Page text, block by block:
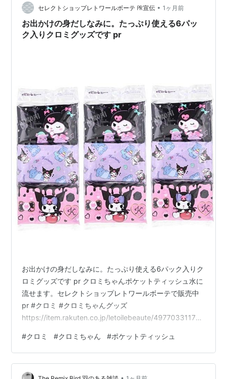
セレクトショップレトワールボーテ ㏚宣伝 • 1ヶ月前
お出かけの身だしなみに。たっぷり使える6パッ
ク入りクロミグッズです pr
お出かけの身だしなみに。たっぷり使える6パック入りク
ロミグッズです pr クロミちゃんポケットティッシュ水に
流せます。セレクトショップレトワールボーテで販売中
pr #クロミ #クロミちゃんグッズ
https://item.rakuten.co.jp/letoilebeaute/497703311700
#クロミ #クロミちゃん #ポケットティッシュ